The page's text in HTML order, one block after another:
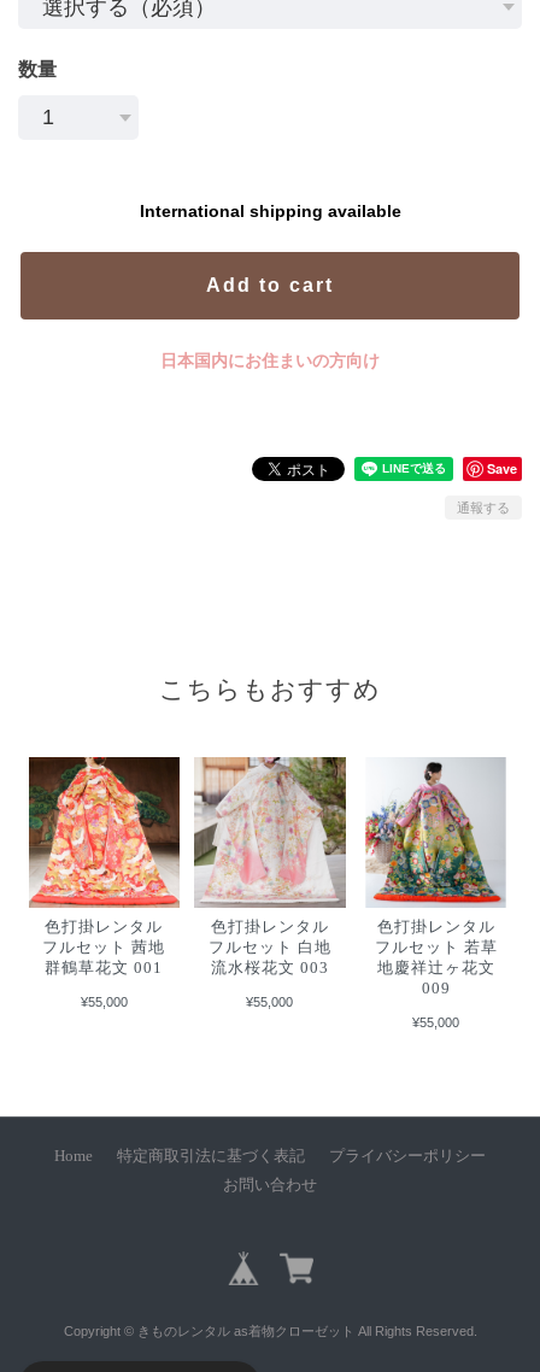
数量
International shipping available
Add to cart
日本国内にお住まいの方向け
Save
通報する
こちらもおすすめ
色打掛レンタル
フルセット 茜地
群鶴草花文 001
¥55,000
色打掛レンタル
フルセット 白地
流水桜花文 003
¥55,000
色打掛レンタル
フルセット 若草
地慶祥辻ヶ花文
009
¥55,000
Home 特定商取引法に基づく表記
プライバシーポリシー
お問い合わせ
Copyright © きものレンタル as着物クローゼット All Rights Reserved.